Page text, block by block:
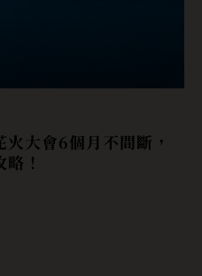
年四季的仙境之旅，
購物分享！